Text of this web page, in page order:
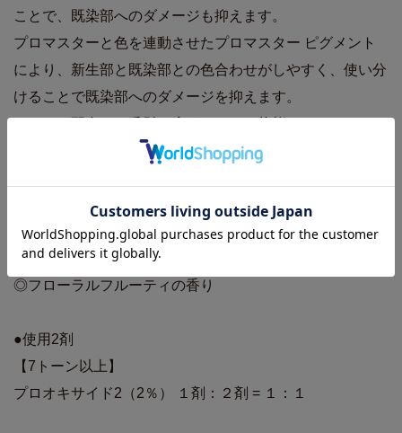
ことで、既染部へのダメージも抑えます。
プロマスターと色を連動させたプロマスター ピグメント
により、新生部と既染部との色合わせがしやすく、使い分
けることで既染部へのダメージを抑えます。
毛髪保護成分であるタウリンとテアニン配合で、髪のツヤ
ラノリンとビーズワックスの配合バランスを最適化するこ
とにより毛先がまとまり、トリートメントしたような、な
めらかな仕上がりに導きます。
◎フローラルフルーティの香り
●使用2剤
【7トーン以上】
プロオキサイド2（2％） １剤：２剤 = １：１